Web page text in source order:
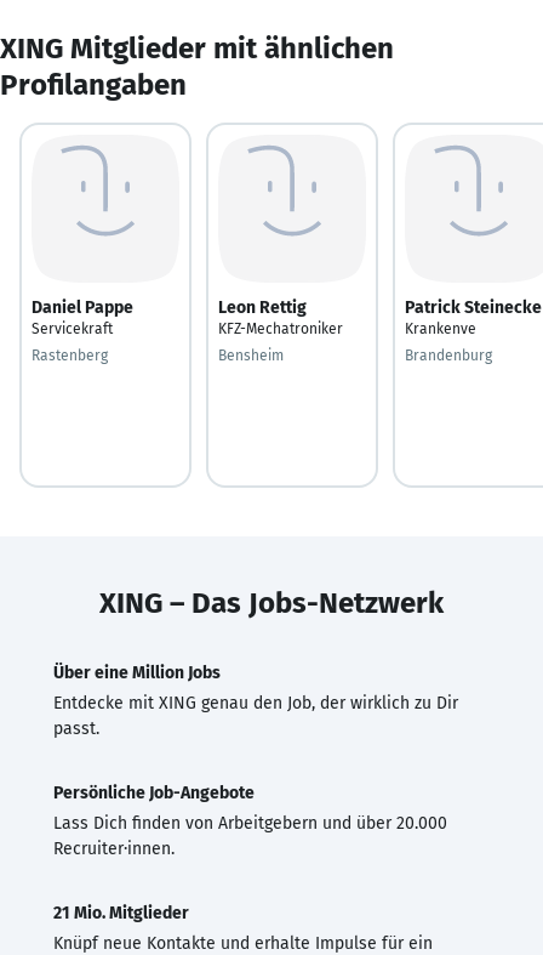
XING Mitglieder mit ähnlichen
Profilangaben
Daniel Pappe
Servicekraft
Rastenberg
Leon Rettig
KFZ-Mechatroniker
Bensheim
Patrick Steinecke
Krankenve
Brandenburg
XING – Das Jobs-Netzwerk
Über eine Million Jobs
Entdecke mit XING genau den Job, der wirklich zu Dir
passt.
Persönliche Job-Angebote
Lass Dich finden von Arbeitgebern und über 20.000
Recruiter·innen.
21 Mio. Mitglieder
Knüpf neue Kontakte und erhalte Impulse für ein